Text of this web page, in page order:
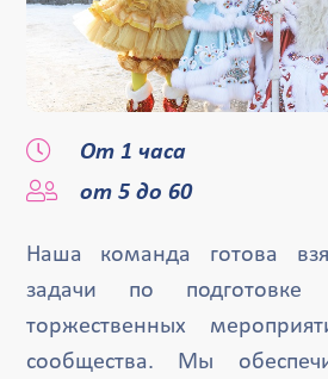
От 1 часа
от 5 до 60
Наша команда готова
задачи по
торжественных
сообщества. Мы